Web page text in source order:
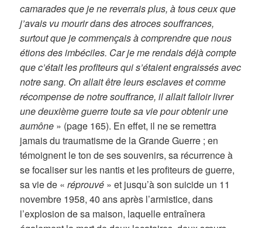
camarades que je ne reverrais plus, à tous ceux que
j’avais vu mourir dans des atroces souffrances,
surtout que je commençais à comprendre que nous
étions des imbéciles. Car je me rendais déjà compte
que c’était les profiteurs qui s’étaient engraissés avec
notre sang. On allait être leurs esclaves et comme
récompense de notre souffrance, il allait falloir livrer
une deuxième guerre toute sa vie pour obtenir une
aumône » (page 165). En effet, il ne se remettra
jamais du traumatisme de la Grande Guerre ; en
témoignent le ton de ses souvenirs, sa récurrence à
se focaliser sur les nantis et les profiteurs de guerre,
sa vie de «réprouvé » et jusqu’à son suicide un 11
novembre 1958, 40 ans après l’armistice, dans
l’explosion de sa maison, laquelle entraînera